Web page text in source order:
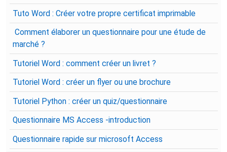
Tuto Word : Créer votre propre certificat imprimable
Comment élaborer un questionnaire pour une étude de
marché ?
Tutoriel Word : comment créer un livret ?
Tutoriel Word : créer un flyer ou une brochure
Tutoriel Python : créer un quiz/questionnaire
Questionnaire MS Access -introduction
Questionnaire rapide sur microsoft Access